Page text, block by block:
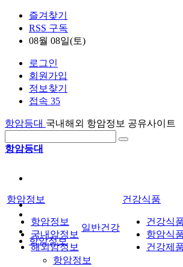
즐겨찾기
RSS 구독
08월 08일(토)
로그인
회원가입
정보찾기
접속 35
항암등대 국내해외 항암정보 공유사이트
항암등대
항암정보
항암정보
항암정보
항암정보
국내암정보
해외암정보
일반건강
건강식품
건강식
항암식
건강제